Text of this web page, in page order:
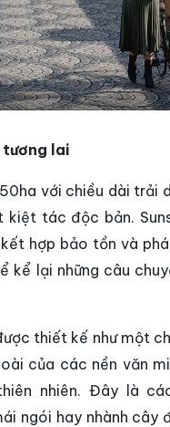
tương lai
với chiều dài trải
tác độc bản.
hợp bảo tồn và
kể lại những câu
thiết kế như một
của các nền văn
nhiên. Đây là
ngói hay nhành cây